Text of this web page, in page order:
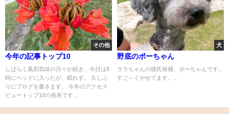
その他
今年の記事トップ10
しばらく風邪気味の日々が続き、今日は8
時にベッドに入ったが、眠れず。 久しぶ
りにブログを書きます。 今年のアクセス
ビュートップ10の発表です...
犬
野底のポーちゃん
ララちゃんの彼氏候補、ポーちゃんです。
すご～くやせてます。...